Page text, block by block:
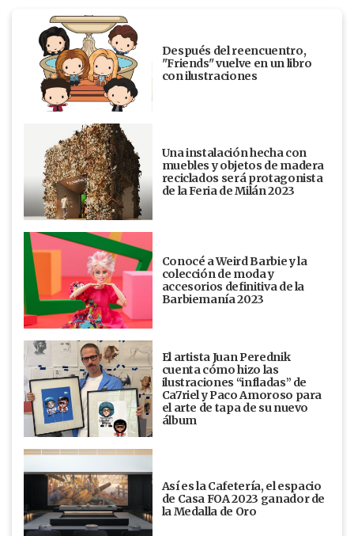
Después del reencuentro,
"Friends" vuelve en un libro
con ilustraciones
Una instalación hecha con
muebles y objetos de madera
reciclados será protagonista
de la Feria de Milán 2023
Conocé a Weird Barbie y la
colección de moda y
accesorios definitiva de la
Barbiemanía 2023
El artista Juan Perednik
cuenta cómo hizo las
ilustraciones “infladas” de
Ca7riel y Paco Amoroso para
el arte de tapa de su nuevo
álbum
Así es la Cafetería, el espacio
de Casa FOA 2023 ganador de
la Medalla de Oro